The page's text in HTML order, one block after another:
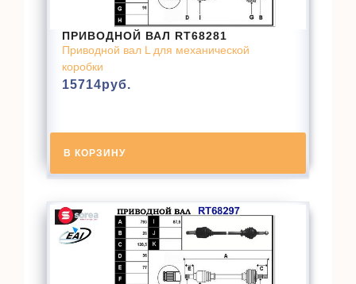
ПРИВОДНОЙ ВАЛ RT68281
Приводной вал L для механической
коробки
15714руб.
В КОРЗИНУ